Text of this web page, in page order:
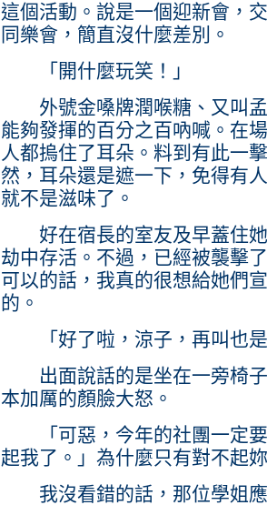
這個活動。說是一個迎新會，
同樂會，簡直沒什麼差別。
「開什麼玩笑！」
外號金嗓牌潤喉糖、又叫孟
能夠發揮的百分之百吶喊。在
人都摀住了耳朵。料到有此一
然，耳朵還是遮一下，免得有
就不是滋味了。
好在宿長的室友及早蓋住她
劫中存活。不過，已經被襲擊
可以的話，我真的很想給她們
的。
「好了啦，涼子，再叫也是
出面說話的是坐在一旁椅子
本加厲的顏臉大怒。
「可惡，今年的社團一定要
起我了。」為什麼只有對不起
我沒看錯的話，那位學姐應